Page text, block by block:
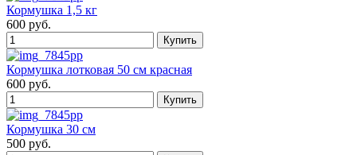
Кормушка 1,5 кг
600 руб.
Кормушка лотковая 50 см красная
600 руб.
Кормушка 30 см
500 руб.